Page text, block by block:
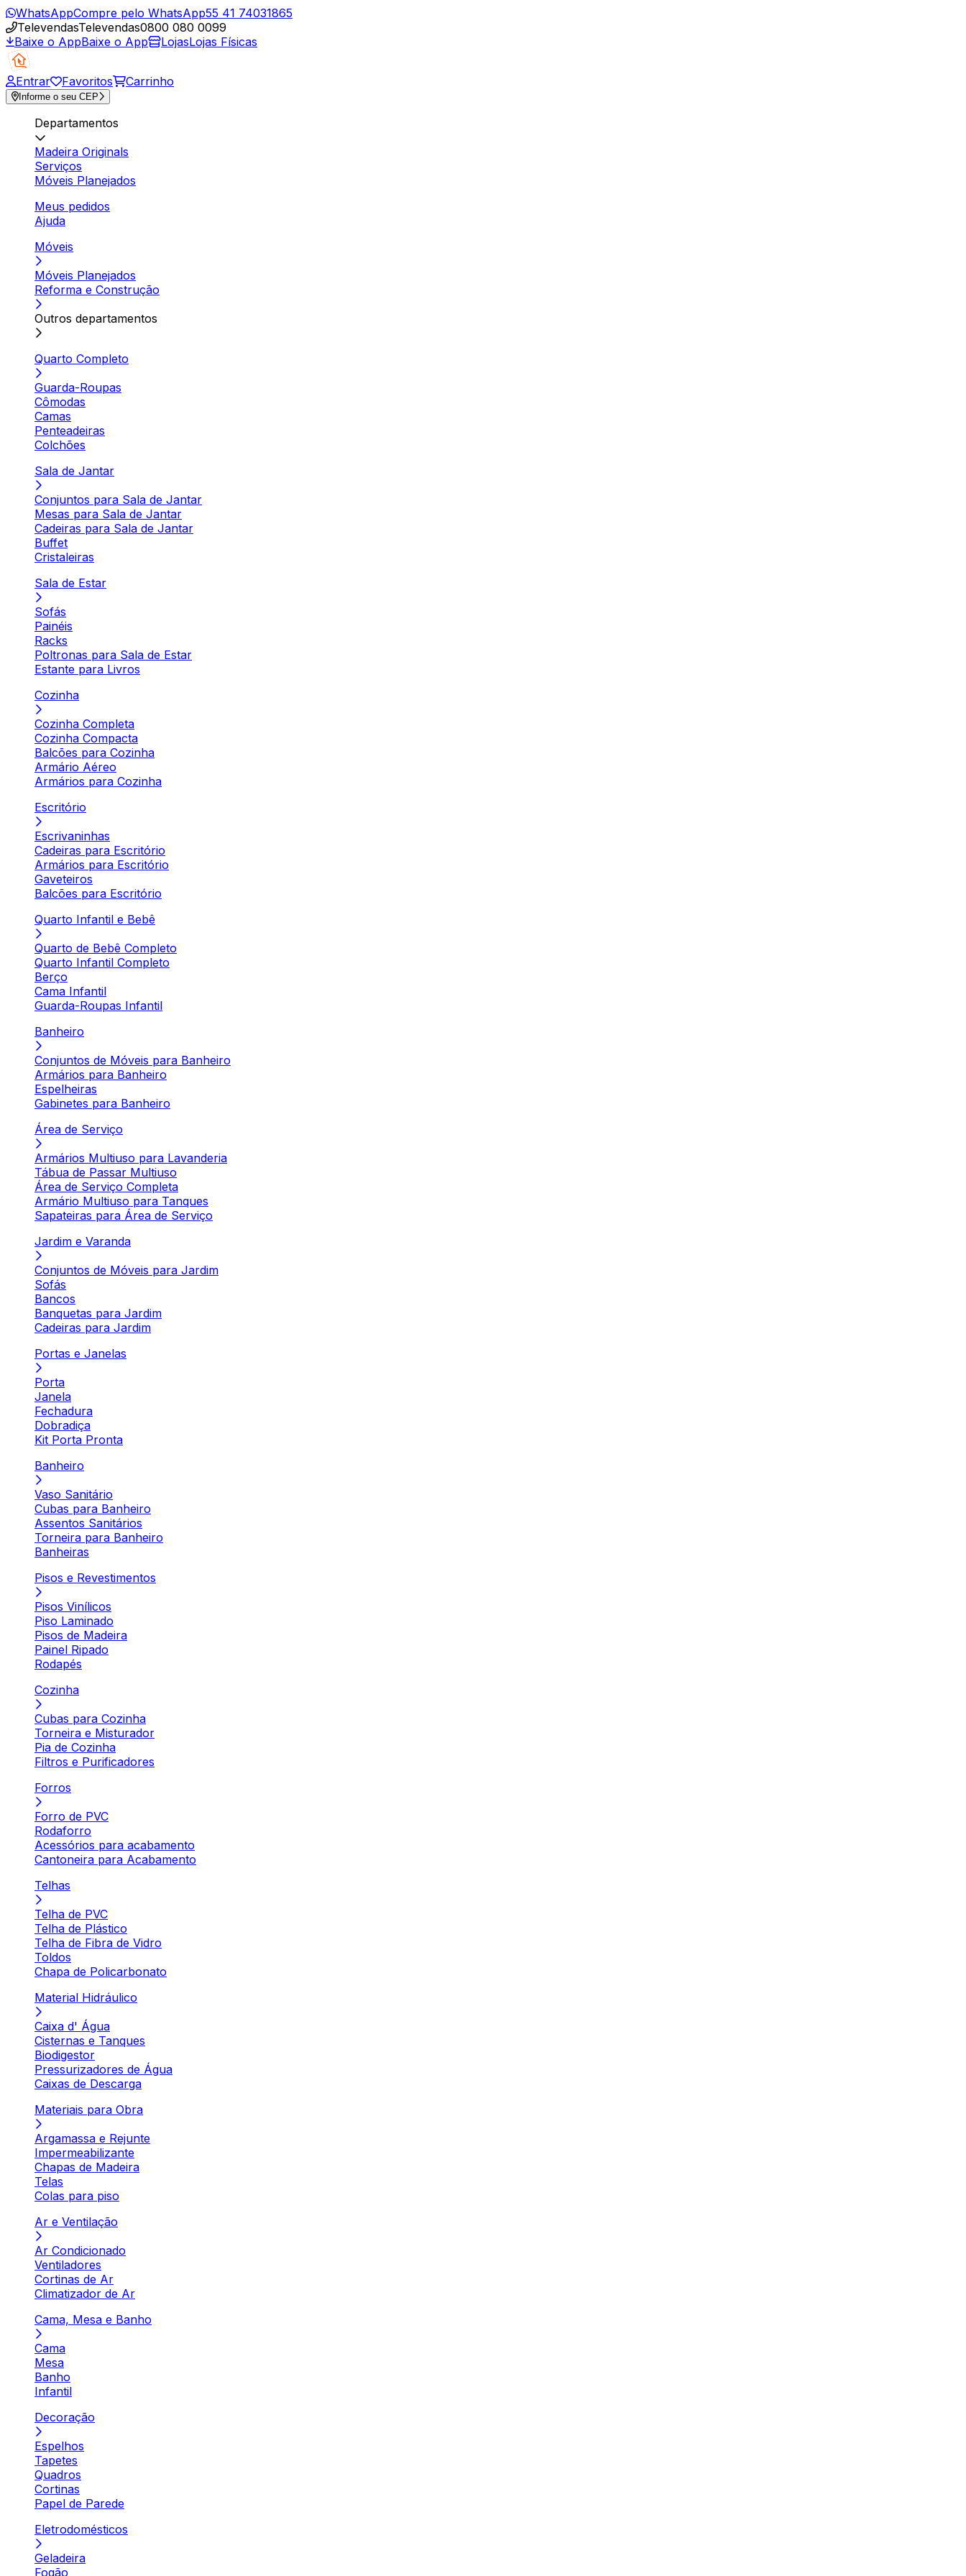
WhatsAppCompre pelo WhatsApp55 41 74031865
TelevendasTelevendas0800 080 0099
Baixe o AppBaixe o App LojasLojas Físicas
Entrar Favoritos Carrinho
Informe o seu CEP
Departamentos
Madeira Originals
Serviços
Móveis Planejados
Meus pedidos
Ajuda
Móveis
Móveis Planejados
Reforma e Construção
Outros departamentos
Quarto Completo
Guarda-Roupas
Cômodas
Camas
Penteadeiras
Colchões
Sala de Jantar
Conjuntos para Sala de Jantar
Mesas para Sala de Jantar
Cadeiras para Sala de Jantar
Buffet
Cristaleiras
Sala de Estar
Sofás
Painéis
Racks
Poltronas para Sala de Estar
Estante para Livros
Cozinha
Cozinha Completa
Cozinha Compacta
Balcões para Cozinha
Armário Aéreo
Armários para Cozinha
Escritório
Escrivaninhas
Cadeiras para Escritório
Armários para Escritório
Gaveteiros
Balcões para Escritório
Quarto Infantil e Bebê
Quarto de Bebê Completo
Quarto Infantil Completo
Berço
Cama Infantil
Guarda-Roupas Infantil
Banheiro
Conjuntos de Móveis para Banheiro
Armários para Banheiro
Espelheiras
Gabinetes para Banheiro
Área de Serviço
Armários Multiuso para Lavanderia
Tábua de Passar Multiuso
Área de Serviço Completa
Armário Multiuso para Tanques
Sapateiras para Área de Serviço
Jardim e Varanda
Conjuntos de Móveis para Jardim
Sofás
Bancos
Banquetas para Jardim
Cadeiras para Jardim
Portas e Janelas
Porta
Janela
Fechadura
Dobradiça
Kit Porta Pronta
Banheiro
Vaso Sanitário
Cubas para Banheiro
Assentos Sanitários
Torneira para Banheiro
Banheiras
Pisos e Revestimentos
Pisos Vinílicos
Piso Laminado
Pisos de Madeira
Painel Ripado
Rodapés
Cozinha
Cubas para Cozinha
Torneira e Misturador
Pia de Cozinha
Filtros e Purificadores
Forros
Forro de PVC
Rodaforro
Acessórios para acabamento
Cantoneira para Acabamento
Telhas
Telha de PVC
Telha de Plástico
Telha de Fibra de Vidro
Toldos
Chapa de Policarbonato
Material Hidráulico
Caixa d' Água
Cisternas e Tanques
Biodigestor
Pressurizadores de Água
Caixas de Descarga
Materiais para Obra
Argamassa e Rejunte
Impermeabilizante
Chapas de Madeira
Telas
Colas para piso
Ar e Ventilação
Ar Condicionado
Ventiladores
Cortinas de Ar
Climatizador de Ar
Cama, Mesa e Banho
Cama
Mesa
Banho
Infantil
Decoração
Espelhos
Tapetes
Quadros
Cortinas
Papel de Parede
Eletrodomésticos
Geladeira
Fogão